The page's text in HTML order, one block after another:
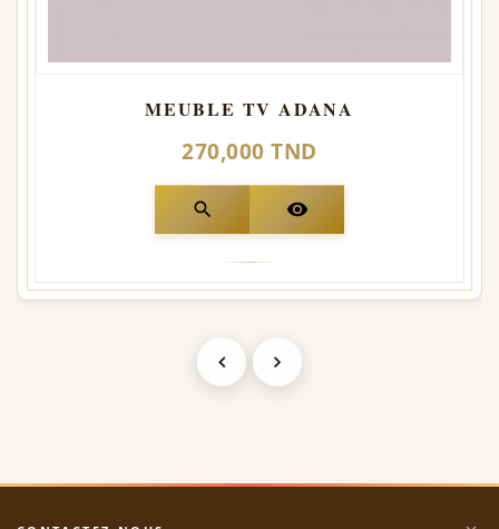
MEUBLE TV ADANA
270,000 TND
search visibility